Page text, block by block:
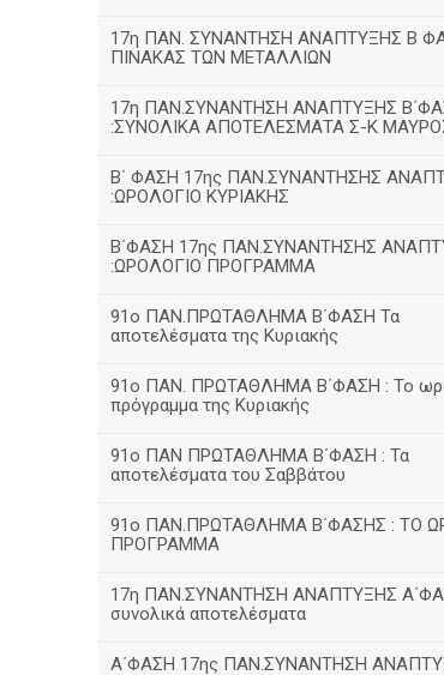
17η ΠΑΝ. ΣΥΝΑΝΤΗΣΗ ΑΝΑΠΤΥΞΗΣ Β
ΠΙΝΑΚΑΣ ΤΩΝ ΜΕΤΑΛΛΙΩΝ
17η ΠΑΝ.ΣΥΝΑΝΤΗΣΗ ΑΝΑΠΤΥΞΗΣ
:ΣΥΝΟΛΙΚΑ ΑΠΟΤΕΛΕΣΜΑΤΑ Σ-Κ
B΄ ΦΑΣΗ 17ης ΠΑΝ.ΣΥΝΑΝΤΗΣΗΣ
:ΩΡΟΛΟΓΙΟ ΚΥΡΙΑΚΗΣ
Β΄ΦΑΣΗ 17ης ΠΑΝ.ΣΥΝΑΝΤΗΣΗΣ
:ΩΡΟΛΟΓΙΟ ΠΡΟΓΡΑΜΜΑ
91ο ΠΑΝ.ΠΡΩΤΑΘΛΗΜΑ Β΄ΦΑΣΗ Τα
αποτελέσματα της Κυριακής
91ο ΠΑΝ. ΠΡΩΤΑΘΛΗΜΑ Β΄ΦΑΣΗ : Το
πρόγραμμα της Κυριακής
91ο ΠΑΝ ΠΡΩΤΑΘΛΗΜΑ Β΄ΦΑΣΗ : Τα
αποτελέσματα του Σαββάτου
91ο ΠΑΝ.ΠΡΩΤΑΘΛΗΜΑ Β΄ΦΑΣΗΣ : ΤΟ
ΠΡΟΓΡΑΜΜΑ
17η ΠΑΝ.ΣΥΝΑΝΤΗΣΗ ΑΝΑΠΤΥΞΗΣ
συνολικά αποτελέσματα
Α΄ΦΑΣΗ 17ης ΠΑΝ.ΣΥΝΑΝΤΗΣΗ